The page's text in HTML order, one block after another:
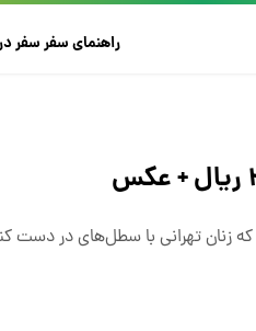
راهنمای سفرسفر
زنان تهرانی با سطل‌های در دست